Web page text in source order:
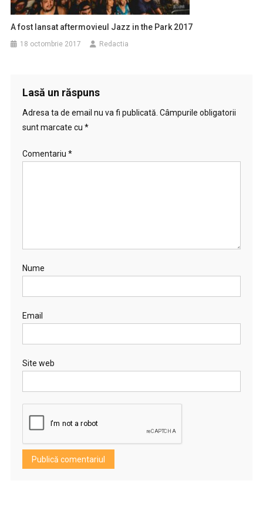
A fost lansat aftermovieul Jazz in the Park 2017
18 octombrie 2017 Redactia
Lasă un răspuns
Adresa ta de email nu va fi publicată. Câmpurile obligatorii
sunt marcate cu *
Comentariu *
Nume
Email
Site web